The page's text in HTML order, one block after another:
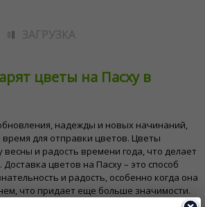
ЗАГРУЗКА
цветы на Пасху в
надежды и новых начинаний,
для отправки цветов. Цветы
весны и радость времени года, что делает
цветов на Пасху – это способ
и радость, особенно когда она
что придает еще больше значимости.